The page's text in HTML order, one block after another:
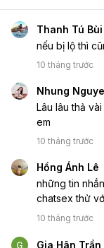
Thanh Tú Bùi
nếu bị lộ thì
10 tháng trước
Nhung
Lâu lâu thả
em
10 tháng trước
Hồng Ánh Lê
những tin
chatsex thử
10 tháng trước
Gia Hân Trần